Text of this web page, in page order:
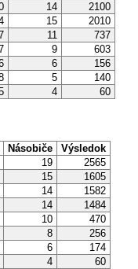
14
2100
15
2010
11
737
9
603
6
156
5
140
4 60
Násobiče
Výsledok
19
2565
15
1605
14
1582
14
1484
10
470
8
256
6
174
4
60